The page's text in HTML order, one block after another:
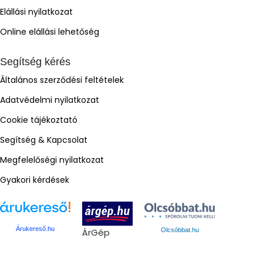
Elállási nyilatkozat
Online elállási lehetőség
Segítség kérés
Általános szerződési feltételek
Adatvédelmi nyilatkozat
Cookie tájékoztató
Segítség & Kapcsolat
Megfelelőségi nyilatkozat
Gyakori kérdések
Árukereső.hu ÁrGép Olcsóbbat.hu